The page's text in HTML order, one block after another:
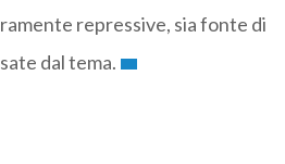
repressive, sia fonte di
dal tema.